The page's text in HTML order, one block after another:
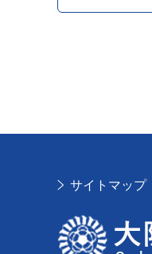
サイトマップ
大阪府議会